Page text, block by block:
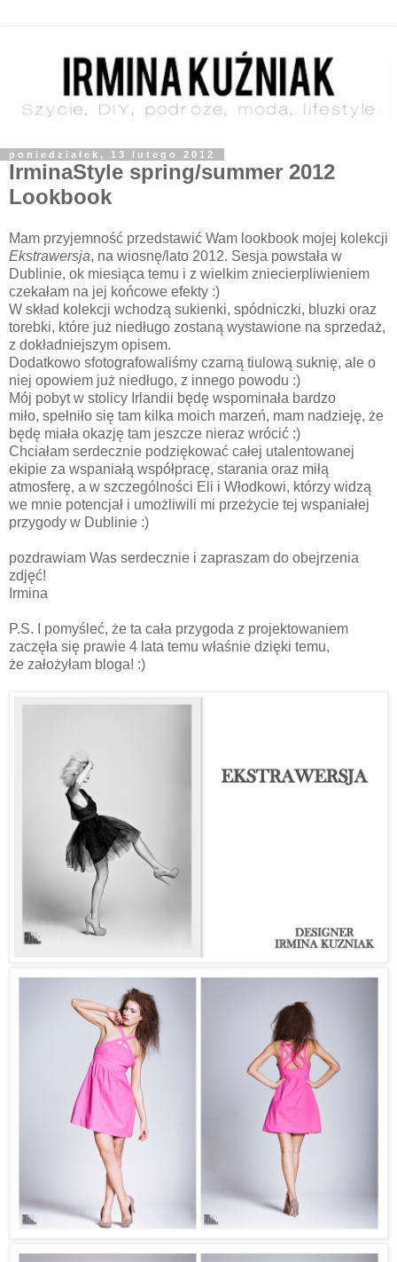
poniedziałek, 13 lutego 2012
IrminaStyle spring/summer 2012
Lookbook
Mam przyjemność przedstawić Wam lookbook mojej kolekcji
Ekstrawersja, na wiosnę/lato 2012. Sesja powstała w
Dublinie, ok miesiąca temu i z wielkim zniecierpliwieniem
czekałam na jej końcowe efekty :)
W skład kolekcji wchodzą sukienki, spódniczki, bluzki oraz
torebki, które już niedługo zostaną wystawione na sprzedaż,
z dokładniejszym opisem.
Dodatkowo sfotografowaliśmy czarną tiulową suknię, ale o
niej opowiem już niedługo, z innego powodu :)
Mój pobyt w stolicy Irlandii będę wspominała bardzo
miło, spełniło się tam kilka moich marzeń, mam nadzieję, że
będę miała okazję tam jeszcze nieraz wrócić :)
Chciałam serdecznie podziękować całej utalentowanej
ekipie za wspaniałą współpracę, starania oraz miłą
atmosferę, a w szczególności Eli i Włodkowi, którzy widzą
we mnie potencjał i umożliwili mi przeżycie tej wspaniałej
przygody w Dublinie :)
pozdrawiam Was serdecznie i zapraszam do obejrzenia
zdjęć!
Irmina
P.S. I pomyśleć, że ta cała przygoda z projektowaniem
zaczęła się prawie 4 lata temu właśnie dzięki temu,
że założyłam bloga! :)